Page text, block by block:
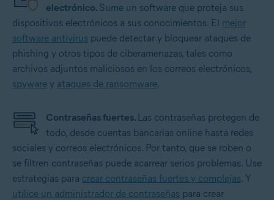
electrónico. Sume un software que proteja sus
dispositivos electrónicos a sus conocimientos. El mejor
software antivirus puede detectar y bloquear ataques de
phishing y otros tipos de ciberamenazas, tales como
archivos adjuntos maliciosos en los correos electrónicos,
spyware y ataques de ransomware.
Contraseñas fuertes. Las contraseñas protegen de
todo, desde cuentas bancarias online hasta redes
sociales y correos electrónicos. Por tanto, que se roben o
se filtren contraseñas puede acarrear serios problemas. Use
estrategias para crear contraseñas fuertes y complejas. Y
utilice un administrador de contraseñas para crear